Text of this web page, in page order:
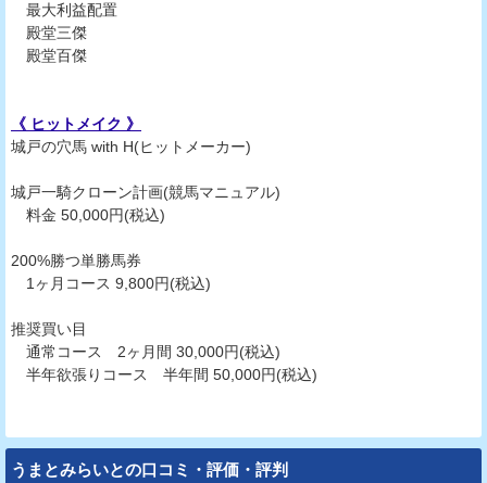
最大利益配置
殿堂三傑
殿堂百傑
《 ヒットメイク 》
城戸の穴馬 with H(ヒットメーカー)
城戸一騎クローン計画(競馬マニュアル)
料金 50,000円(税込)
200%勝つ単勝馬券
1ヶ月コース 9,800円(税込)
推奨買い目
通常コース 2ヶ月間 30,000円(税込)
半年欲張りコース 半年間 50,000円(税込)
うまとみらいとの口コミ・評価・評判